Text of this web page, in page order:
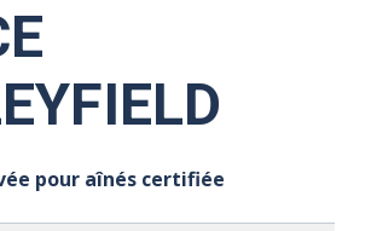
pour aînés certifiée